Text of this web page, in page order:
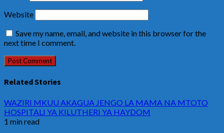
Website
Save my name, email, and website in this browser for the
next time I comment.
Related Stories
WAZIRI MKUU AKAGUA JENGO LA MAMA NA MTOTO
HOSPITALI YA KILUTHERI YA HAYDOM
1 min read